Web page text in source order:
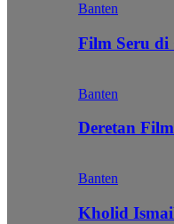
Banten
Film Seru di
Banten
Deretan
Banten
Kholid